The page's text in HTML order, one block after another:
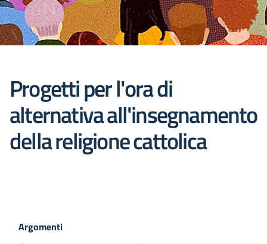
Progetti per l'ora di
alternativa all'insegnamento
della religione cattolica
Argomenti